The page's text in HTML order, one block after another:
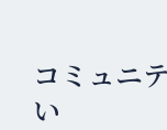
コミュニ
い